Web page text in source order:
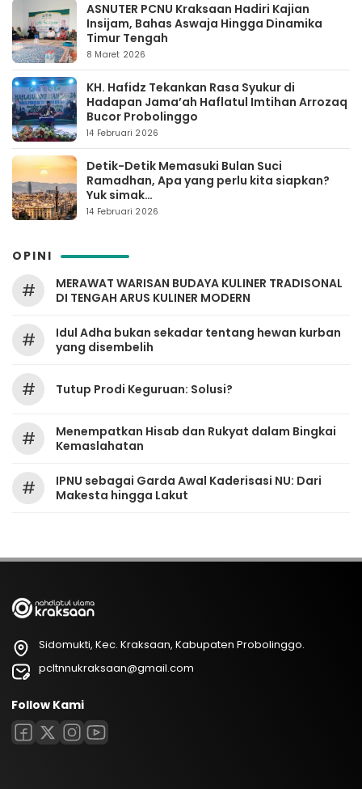
ASNUTER PCNU Kraksaan Hadiri Kajian
Insijam, Bahas Aswaja Hingga Dinamika
Timur Tengah
8 Maret 2026
KH. Hafidz Tekankan Rasa Syukur di
Hadapan Jama’ah Haflatul Imtihan Arrozaq
Bucor Probolinggo
14 Februari 2026
Detik-Detik Memasuki Bulan Suci
Ramadhan, Apa yang perlu kita siapkan?
Yuk simak…
14 Februari 2026
OPINI
#
MERAWAT WARISAN BUDAYA KULINER TRADISONAL
DI TENGAH ARUS KULINER MODERN
#
Idul Adha bukan sekadar tentang hewan kurban
yang disembelih
# Tutup Prodi Keguruan: Solusi?
#
Menempatkan Hisab dan Rukyat dalam Bingkai
Kemaslahatan
#
IPNU sebagai Garda Awal Kaderisasi NU: Dari
Makesta hingga Lakut
Sidomukti, Kec. Kraksaan, Kabupaten Probolinggo.
pcltnnukraksaan@gmail.com
Follow Kami